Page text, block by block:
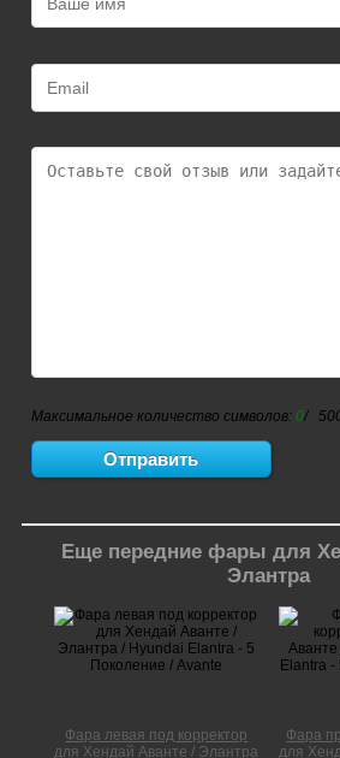
Максимальное количество символов: 0/
Еще передние фары для
Элантра
Фара левая под корректор
для Хендай Аванте / Элантра
Фара
для